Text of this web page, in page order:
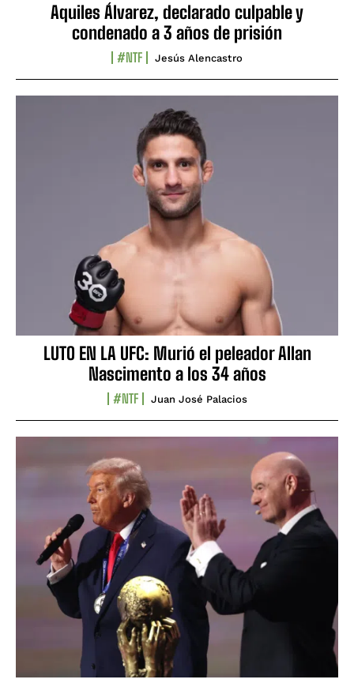
Aquiles Álvarez, declarado culpable y
condenado a 3 años de prisión
#NTF Jesús Alencastro
LUTO EN LA UFC: Murió el peleador Allan
Nascimento a los 34 años
#NTF Juan José Palacios